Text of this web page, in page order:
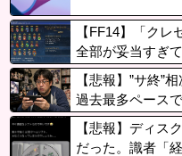
【FF14】「ク
全部が妥当すぎ
いうライン。も
て欲しかった」と
【悲報】”サ終”
過去最多ペース
【悲報】ディス
だった。識者「